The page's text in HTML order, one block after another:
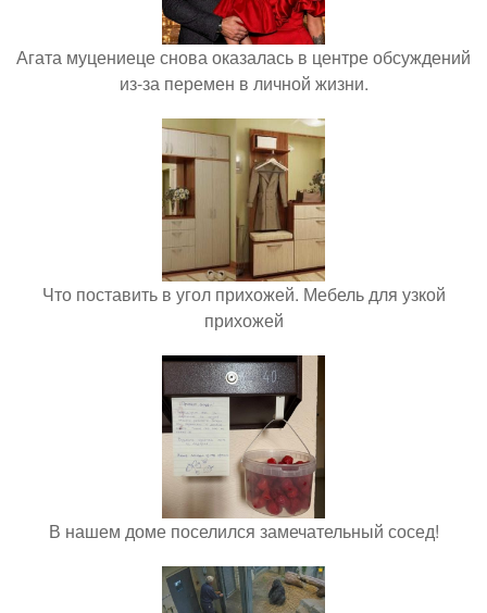
Агата муцениеце снова оказалась в центре обсуждений
из-за перемен в личной жизни.
Что поставить в угол прихожей. Мебель для узкой
прихожей
В нашем доме поселился замечательный сосед!